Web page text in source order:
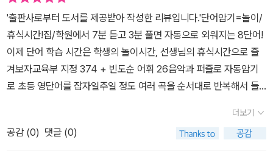
타일에 맞춰서 공부 할 수 있더라구요. 단톡방이 있어서 함께 공부할
수 있는 시스템입니다. 아이들과 다시 공부 시작하려고요. 영어회화
를 하려면 단어를 많이 알아야 하지요. 아이가 공부하는 방식이 늘어
지는 느낌이라 재정비하려고 해서 음악과 퍼즐로 자동암기 초등영단
어 500으로 새학기 들어가기 전에 정리하고 가려합니다. 교육부 지
정 479단어와 빈도수 어휘 21개가 들어 있어서 알차게 공부 하게 되
겠어요. 음악연상 동영상이 있어서 어른도 공부하기 좋은 시스템 같
아요. 불규칙 동사는 8가지 유형별 불규칙 동사표가 있어서 불규칙동
'출판사로부터 도서를 제공받아 작성한 리뷰입니다.'단어암기=놀이/
휴식시간!집/학원에서 7분 듣고 3분 풀면 자동으로 외워지는 8단어!
이제 단어 학습 시간은 학생의 놀이시간, 선생님의 휴식시간으로 즐
겨보자교육부 지정 374 + 빈도순 어휘 26음악과 퍼즐로 자동암기
로 초등 영단어를 잡자일주일 정도 여러 곡을 순서대로 반복해서 들
이 맴도는데 그 이유는 뇌가 다음 곡을 예측하기 때문,한 곡이 끝날 즈
음 영어 단어를 다음 곡의 시작에 한글 뜻을 들려주면, 뇌는 한글 뜻을
더보기
공감 (0) 댓글 (0)